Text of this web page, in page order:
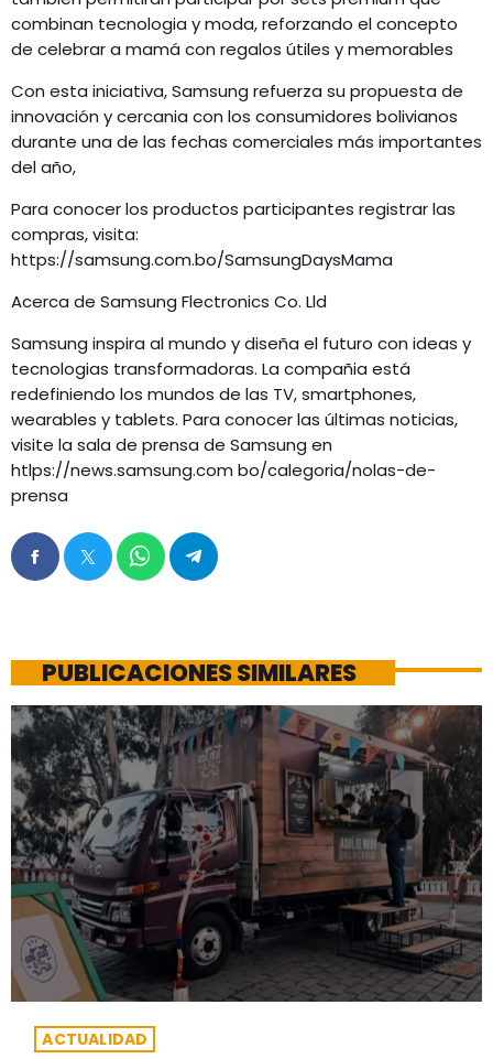
combinan tecnologia y moda, reforzando el concepto
de celebrar a mamá con regalos útiles y memorables
Con esta iniciativa, Samsung refuerza su propuesta de
innovación y cercania con los consumidores bolivianos
durante una de las fechas comerciales más importantes
del año,
Para conocer los productos participantes registrar las
compras, visita:
https://samsung.com.bo/SamsungDaysMama
Acerca de Samsung Flectronics Co. Lld
Samsung inspira al mundo y diseña el futuro con ideas y
tecnologias transformadoras. La compañia está
redefiniendo los mundos de las TV, smartphones,
wearables y tablets. Para conocer las últimas noticias,
visite la sala de prensa de Samsung en
htlps://news.samsung.com bo/calegoria/nolas-de-
prensa
PUBLICACIONES SIMILARES
ACTUALIDAD